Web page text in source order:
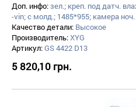
Доп. инфо:зел.; креп. под датч.
-vin; с молд.; 1485*955; камера
Качество детали: Высокое
Производитель:XYG
Артикул:GS 4422 D13
5 820,10 грн.